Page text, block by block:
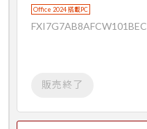
Office 2024 搭載PC
FXI7G7AB8AFCW101BEC
販売終了